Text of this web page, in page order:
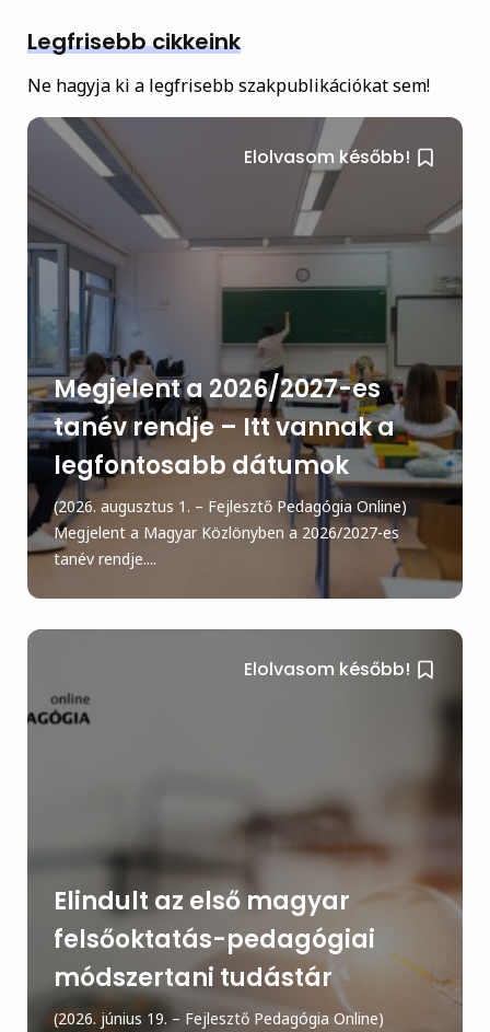
Legfrisebb cikkeink
Ne hagyja ki a legfrisebb szakpublikációkat sem!
Elolvasom később!
Megjelent a 2026/2027-es
tanév rendje – Itt vannak a
legfontosabb dátumok
(2026. augusztus 1. – Fejlesztő Pedagógia Online)
Megjelent a Magyar Közlönyben a 2026/2027-es
tanév rendje....
Elolvasom később!
Elindult az első magyar
felsőoktatás-pedagógiai
módszertani tudástár
(2026. június 19. – Fejlesztő Pedagógia Online)